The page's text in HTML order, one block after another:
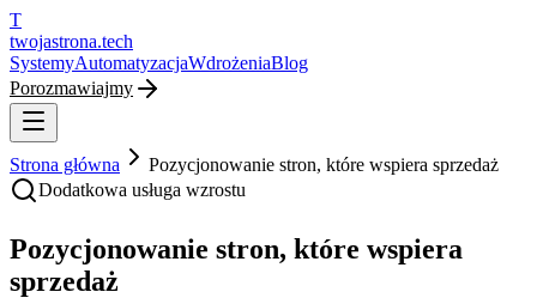
T
twojastrona.tech
SystemyAutomatyzacjaWdrożeniaBlog
Porozmawiajmy
Strona główna
Pozycjonowanie stron, które wspiera sprzedaż
Dodatkowa usługa wzrostu
Pozycjonowanie stron, które wspiera
sprzedaż